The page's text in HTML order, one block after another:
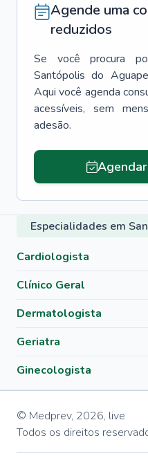
Agende uma
reduzidos
Se você procura
Santópolis do
Aqui você agenda
acessíveis, sem
adesão.
Especialidades em
Cardiologista
Clínico Geral
Dermatologista
Geriatra
Ginecologista
© Medprev, 2026, live
Todos os direitos